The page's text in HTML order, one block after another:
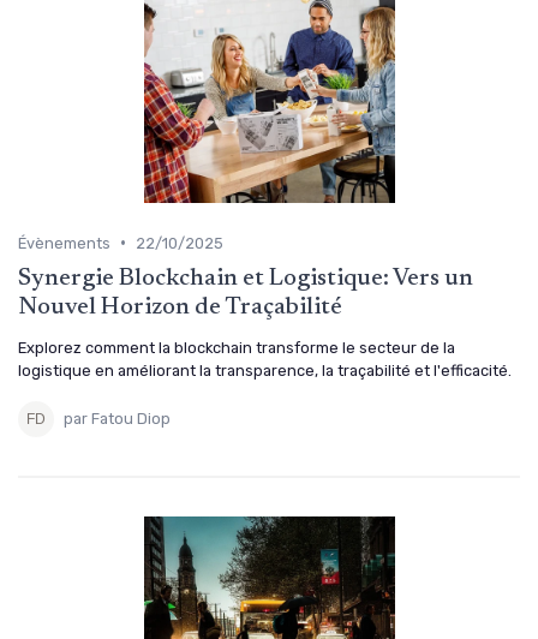
Évènements • 22/10/2025
Synergie Blockchain et Logistique: Vers un
Nouvel Horizon de Traçabilité
Explorez comment la blockchain transforme le secteur de la
logistique en améliorant la transparence, la traçabilité et l'efficacité.
par Fatou Diop